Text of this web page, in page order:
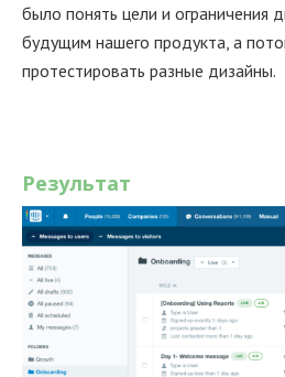
было понять цели и ограничения
будущим нашего продукта, а
протестировать разные дизайны.
Результат